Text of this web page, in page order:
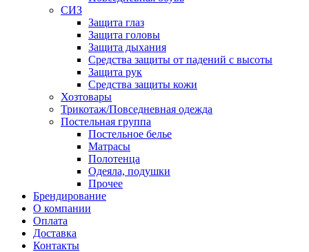
СИЗ
Защита глаз
Защита головы
Защита дыхания
Средства защиты от падений с высоты
Защита рук
Средства защиты кожи
Хозтовары
Трикотаж/Повседневная одежда
Постельная группа
Постельное белье
Матрасы
Полотенца
Одеяла, подушки
Прочее
Брендирование
О компании
Оплата
Доставка
Контакты